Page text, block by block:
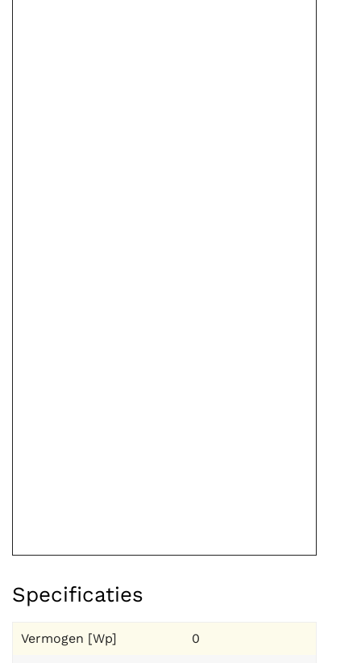
Specificaties
Vermogen [Wp] 0